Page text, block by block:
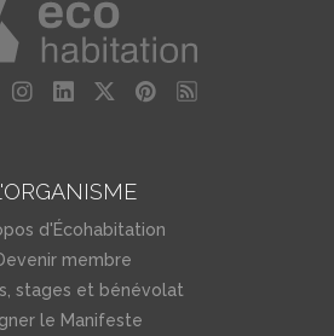
d'Écohabitation
membre
stages et bénévolat
le Manifeste